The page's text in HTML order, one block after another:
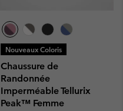
Nouveaux Coloris
Chaussure de
Randonnée
Imperméable Tellurix
Peak™ Femme